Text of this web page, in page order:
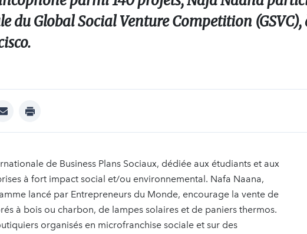
Global Social Venture Competition (GSVC),
mail print
de Business Plans Sociaux, dédiée aux étudiants et aux
à fort impact social et/ou environnemental. Nafa Naana,
lancé par Entrepreneurs du Monde, encourage la vente de
à bois ou charbon, de lampes solaires et de paniers thermos.
organisés en microfranchise sociale et sur des